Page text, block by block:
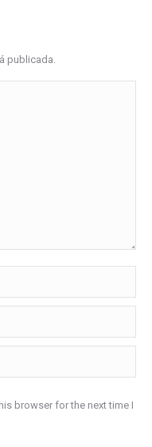
publicada.
browser for the next time I